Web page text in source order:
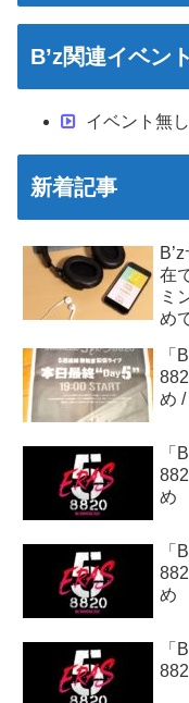
B’z関連イベント
イベント無し
新着記事
在
ミ
め
「
め
「
め
「
め
「